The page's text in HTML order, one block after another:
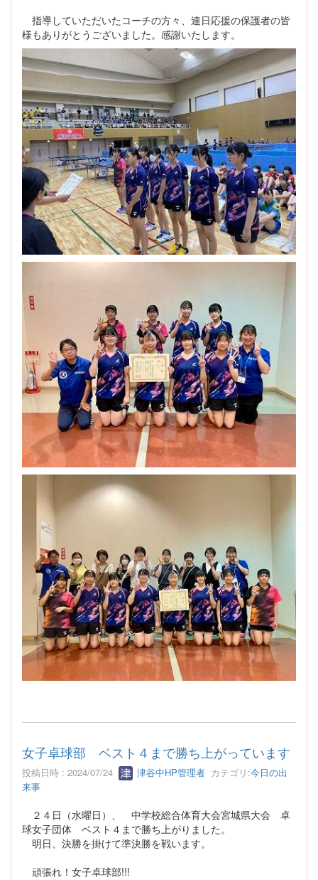
指導していただいたコーチの方々、連日応援の保護者の皆
様もありがとうございました。感謝いたします。
女子卓球部 ベスト４まで勝ち上がっています
投稿日時 : 2024/07/24 津谷中HP管理者 カテゴリ:今日の出
来事
２４日（水曜日）、 中学校総合体育大会宮城県大会 卓
球女子団体 ベスト４まで勝ち上がりました。
明日、決勝を掛けて準決勝を戦います。
頑張れ！女子卓球部!!!